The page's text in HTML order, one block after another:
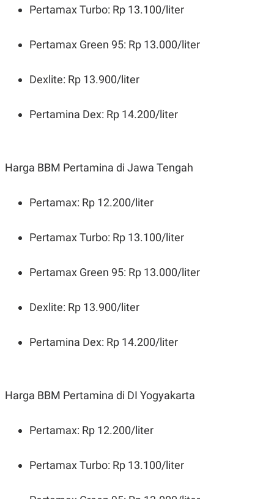
Pertamax Turbo: Rp 13.100/liter
Pertamax Green 95: Rp 13.000/liter
Dexlite: Rp 13.900/liter
Pertamina Dex: Rp 14.200/liter
Harga BBM Pertamina di Jawa Tengah
Pertamax: Rp 12.200/liter
Pertamax Turbo: Rp 13.100/liter
Pertamax Green 95: Rp 13.000/liter
Dexlite: Rp 13.900/liter
Pertamina Dex: Rp 14.200/liter
Harga BBM Pertamina di DI Yogyakarta
Pertamax: Rp 12.200/liter
Pertamax Turbo: Rp 13.100/liter